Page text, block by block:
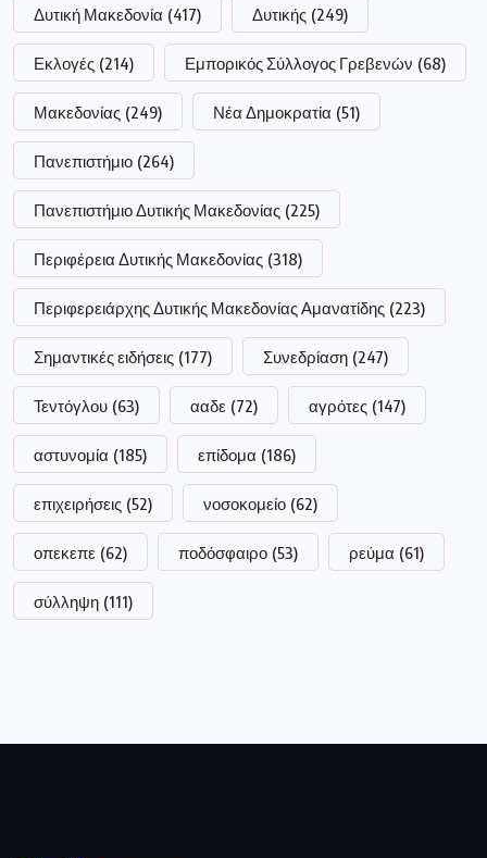
Δυτική Μακεδονία (417) Δυτικής (249)
Εκλογές (214) Εμπορικός Σύλλογος Γρεβενών (68)
Μακεδονίας (249) Νέα Δημοκρατία (51)
Πανεπιστήμιο (264)
Πανεπιστήμιο Δυτικής Μακεδονίας (225)
Περιφέρεια Δυτικής Μακεδονίας (318)
Περιφερειάρχης Δυτικής Μακεδονίας Αμανατίδης (223)
Σημαντικές ειδήσεις (177) Συνεδρίαση (247)
Τεντόγλου (63) ααδε (72) αγρότες (147)
αστυνομία (185) επίδομα (186)
επιχειρήσεις (52) νοσοκομείο (62)
οπεκεπε (62) ποδόσφαιρο (53) ρεύμα (61)
σύλληψη (111)